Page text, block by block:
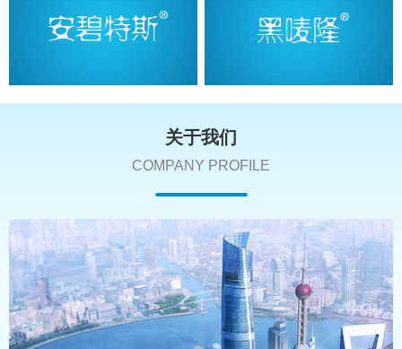
关于我们
COMPANY PROFILE